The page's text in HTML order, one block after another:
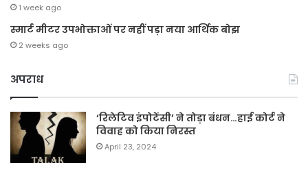
1 week ago
स्मार्ट मीटर उपभोक्ताओं पर नहीं पड़ा नया आर्थिक बोझ
2 weeks ago
अपराध
‘रिलेटिव इंपोटेंसी’ ने तोड़ा बंधन…हाई कोर्ट ने
विवाह को किया निरस्त
April 23, 2024